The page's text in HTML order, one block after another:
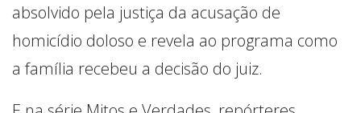
absolvido pela justiça da acusação de
homicídio doloso e revela ao programa como
a família recebeu a decisão do juiz.